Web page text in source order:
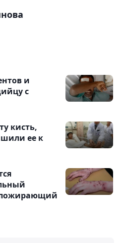
и
с
кисть,
ее к
пожирающий